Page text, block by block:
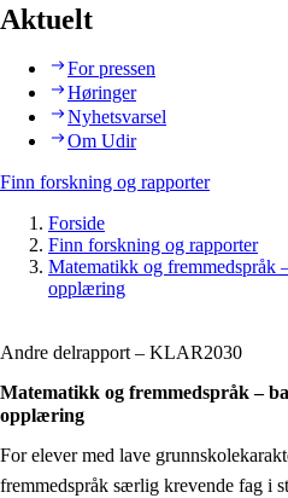
Aktuelt
For pressen
Høringer
Nyhetsvarsel
Om Udir
Finn forskning og rapporter
Forside
Finn forskning og rapporter
Matematikk og fremmedspråk
opplæring
Andre delrapport – KLAR2030
Matematikk og fremmedspråk –
opplæring
For elever med lave
fremmedspråk særlig krevende fag i